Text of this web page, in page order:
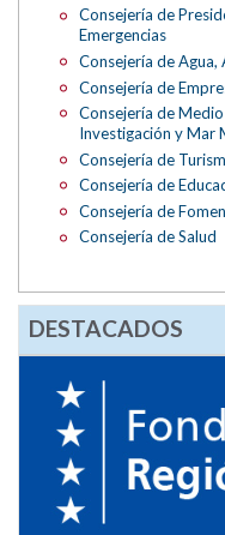
Consejería de
Emergencias
Consejería de Agua,
Consejería de
Consejería de
Investigación y Mar
Consejería de
Consejería de
Consejería de
Consejería de Salud
DESTACADOS